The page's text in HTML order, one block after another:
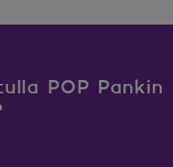
POP Pankin